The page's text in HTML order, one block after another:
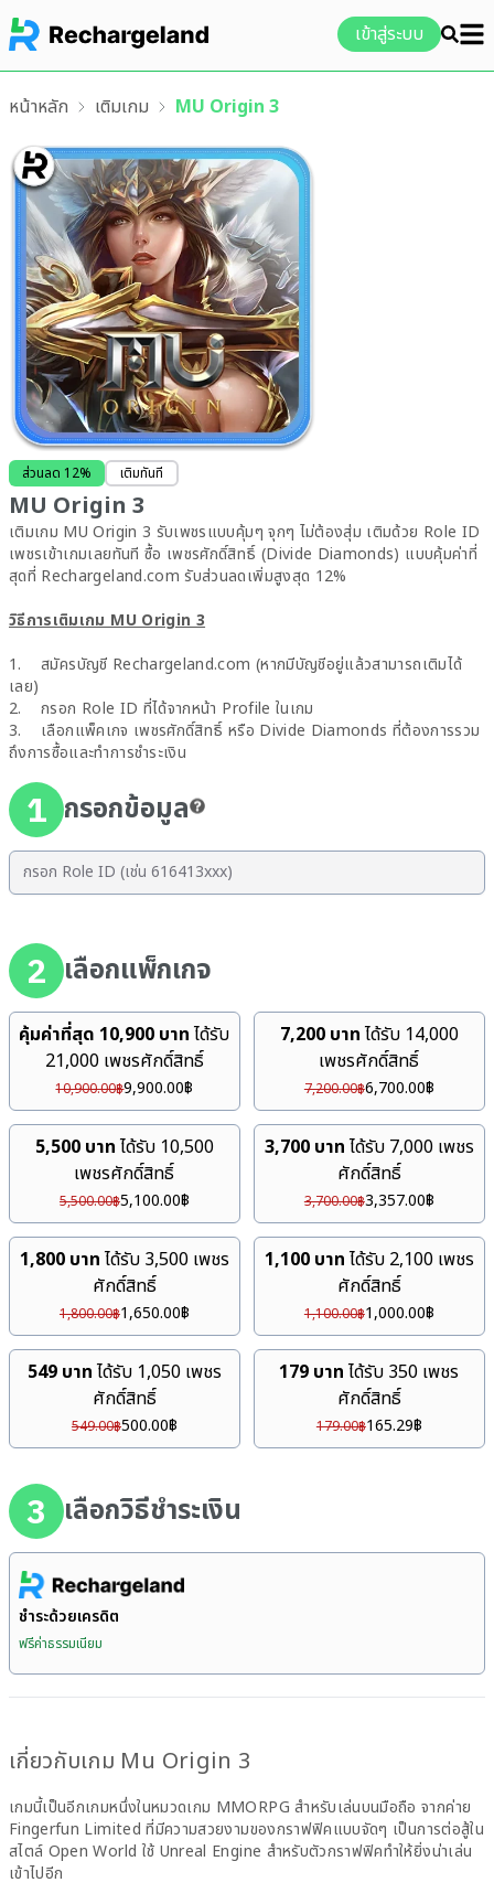
เข้าสู่ระบบ
หน้าหลัก เติมเกม MU Origin 3
ส่วนลด 12% เติมทันที
MU Origin 3
เติมเกม MU Origin 3 รับเพชรแบบคุ้มๆ จุกๆ ไม่ต้องสุ่ม เติมด้วย Role ID
เพชรเข้าเกมเลยทันที ซื้อ เพชรศักดิ์สิทธิ์ (Divide Diamonds) แบบคุ้มค่าที่
สุดที่ Rechargeland.com รับส่วนลดเพิ่มสูงสุด 12%
วิธีการเติมเกม MU Origin 3
1. สมัครบัญชี Rechargeland.com (หากมีบัญชีอยู่แล้วสามารถเติมได้
เลย)
2. กรอก Role ID ที่ได้จากหน้า Profile ในเกม
3. เลือกแพ็คเกจ เพชรศักดิ์สิทธิ์ หรือ Divide Diamonds ที่ต้องการรวม
ถึงการซื้อและทำการชำระเงิน
1 กรอกข้อมูล
2 เลือกแพ็กเกจ
คุ้มค่าที่สุด 10,900 บาท ได้รับ
21,000 เพชรศักดิ์สิทธิ์
10,900.00฿9,900.00฿
7,200 บาท ได้รับ 14,000
เพชรศักดิ์สิทธิ์
7,200.00฿6,700.00฿
5,500 บาท ได้รับ 10,500
เพชรศักดิ์สิทธิ์
5,500.00฿5,100.00฿
3,700 บาท ได้รับ 7,000 เพชร
ศักดิ์สิทธิ์
3,700.00฿3,357.00฿
1,800 บาท ได้รับ 3,500 เพชร
ศักดิ์สิทธิ์
1,800.00฿1,650.00฿
1,100 บาท ได้รับ 2,100 เพชร
ศักดิ์สิทธิ์
1,100.00฿1,000.00฿
549 บาท ได้รับ 1,050 เพชร
ศักดิ์สิทธิ์
549.00฿500.00฿
179 บาท ได้รับ 350 เพชร
ศักดิ์สิทธิ์
179.00฿165.29฿
3 เลือกวิธีชำระเงิน
ชำระด้วยเครดิต
ฟรีค่าธรรมเนียม
เกี่ยวกับเกม Mu Origin 3
เกมนี้เป็นอีกเกมหนึ่งในหมวดเกม MMORPG สำหรับเล่นบนมือถือ จากค่าย
Fingerfun Limited ที่มีความสวยงามของกราฟฟิคแบบจัดๆ เป็นการต่อสู้ใน
สไตล์ Open World ใช้ Unreal Engine สำหรับตัวกราฟฟิคทำให้ยิ่งน่าเล่น
เข้าไปอีก